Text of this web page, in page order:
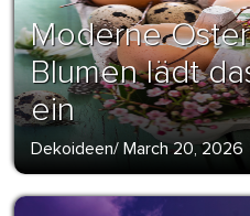
Moderne
Blumen lädt
ein
Dekoideen/ March 20, 2026